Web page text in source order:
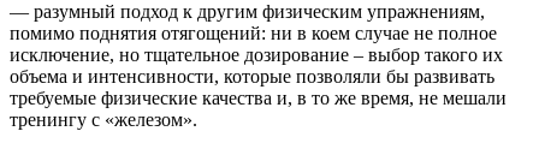
— разумный подход к другим физическим упражнениям,
помимо поднятия отягощений: ни в коем случае не полное
исключение, но тщательное дозирование – выбор такого их
объема и интенсивности, которые позволяли бы развивать
требуемые физические качества и, в то же время, не мешали
тренингу с «железом».